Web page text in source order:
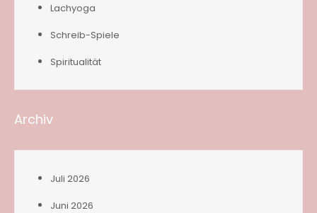
Lachyoga
Schreib-Spiele
Spiritualität
Archiv
Juli 2026
Juni 2026